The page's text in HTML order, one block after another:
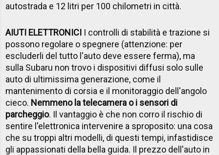
autostrada e 12 litri per 100 chilometri in città.
AIUTI ELETTRONICI I controlli di stabilità e trazione si
possono regolare o spegnere (attenzione: per
escluderli del tutto l'auto deve essere ferma), ma
sulla Subaru non trovo i dispositivi diffusi solo sulle
auto di ultimissima generazione, come il
mantenimento di corsia e il monitoraggio dell'angolo
cieco. Nemmeno la telecamera o i sensori di
parcheggio. Il vantaggio è che non corro il rischio di
sentire l'elettronica intervenire a sproposito: una cosa
che su troppi altri modelli, di questi tempi, infastidisce
gli appassionati della bella guida. Il prezzo dell'auto in